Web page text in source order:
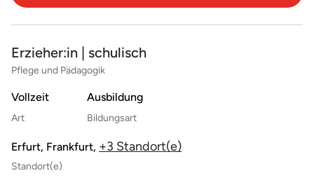
Erzieher:in | schulisch
Pflege und Pädagogik
Vollzeit
Art
Ausbildung
Bildungsart
Erfurt, Frankfurt, +3 Standort(e)
Standort(e)